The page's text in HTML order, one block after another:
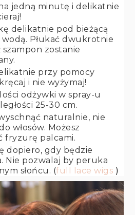
jedną minutę i delikatnie
delikatnie pod bieżącą
Płukać dwukrotnie
szampon zostanie
przy pomocy
i nie wyżymaj!
odżywki w spray-u
25-30 cm.
naturalnie, nie
włosów. Możesz
fryzurę palcami.
dopiero, gdy będzie
Nie pozwalaj by peruka
słońcu. (full lace wigs )